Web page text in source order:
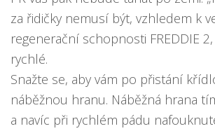
za řidičky nemusí být, vzhledem k
regenerační schopnosti FREDDIE
rychlé.
Snažte se, aby vám po přistání
náběžnou hranu. Náběžná hrana
a navíc při rychlém pádu